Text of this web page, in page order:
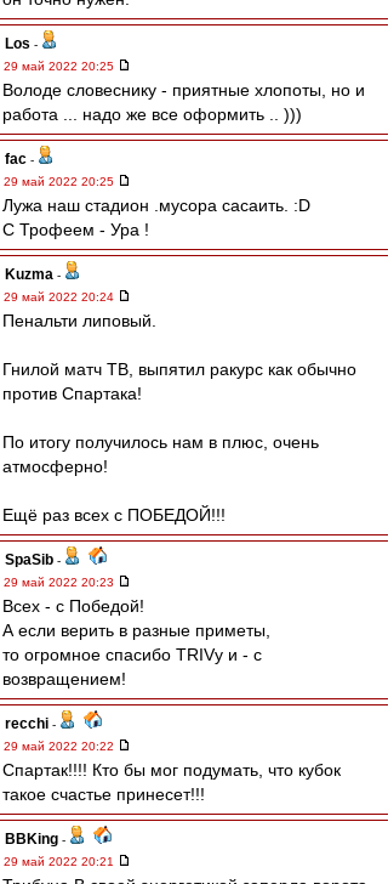
Los -
29 май 2022 20:25
Володе словеснику - приятные хлопоты, но и
работа ... надо же все оформить .. )))
fac -
29 май 2022 20:25
Лужа наш стадион .мусора сасаить. :D
С Трофеем - Ура !
Kuzma -
29 май 2022 20:24
Пенальти липовый.
Гнилой матч ТВ, выпятил ракурс как обычно
против Спартака!
По итогу получилось нам в плюс, очень
атмосферно!
Ещё раз всех с ПОБЕДОЙ!!!
SpaSib -
29 май 2022 20:23
Всех - с Победой!
А если верить в разные приметы,
то огромное спасибо TRIVу и - с
возвращением!
recchi -
29 май 2022 20:22
Спартак!!!! Кто бы мог подумать, что кубок
такое счастье принесет!!!
BBKing -
29 май 2022 20:21